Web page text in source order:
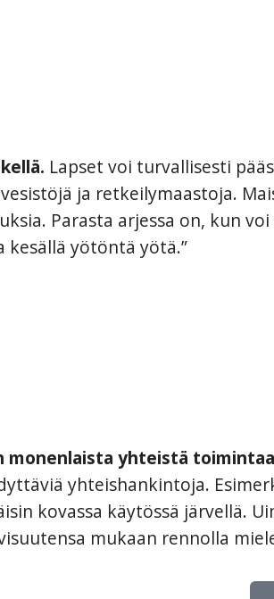
Lapset voi turvallisesti
ja retkeilymaastoja.
Parasta arjessa on, kun
yötöntä yötä.”
monenlaista yhteistä
yhteishankintoja.
kovassa käytössä järvellä.
mukaan rennolla